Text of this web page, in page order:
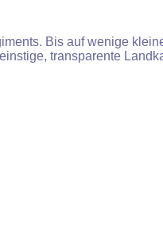
Bis auf wenige
transparente